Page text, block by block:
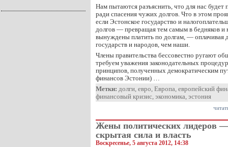
Нам пытаются разъяснить, что для нас будет
ради спасения чужих долгов. Что в этом
если Эстонское государство и
долгов — превращая тем самым в бедняков и
вынуждены платить по долгам, — оплачивая
государств и народов, чем наши.
Члены правительства бессовестно ругают
требуем уважения законодательных
принципов, полученных демократическим
финансов Эстонии) …
Метки: долги, евро, Европа, европейский
финансовый кризис, экономика, эстония
Жены политических лидеров —
скрытая сила и власть
Воскресенье, 5 августа 2012, 14:38